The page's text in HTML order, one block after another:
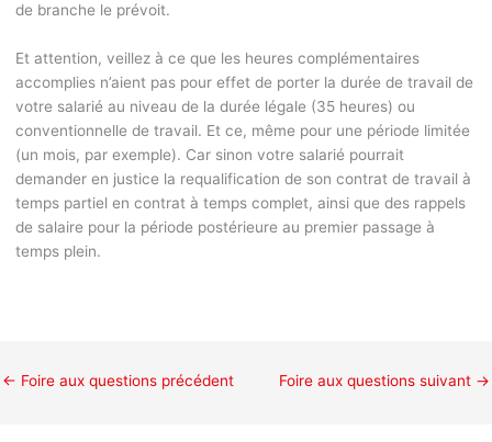
de branche le prévoit.
Et attention, veillez à ce que les heures complémentaires
accomplies n’aient pas pour effet de porter la durée de travail de
votre salarié au niveau de la durée légale (35 heures) ou
conventionnelle de travail. Et ce, même pour une période limitée
(un mois, par exemple). Car sinon votre salarié pourrait
demander en justice la requalification de son contrat de travail à
temps partiel en contrat à temps complet, ainsi que des rappels
de salaire pour la période postérieure au premier passage à
temps plein.
← Foire aux questions précédent Foire aux questions suivant →